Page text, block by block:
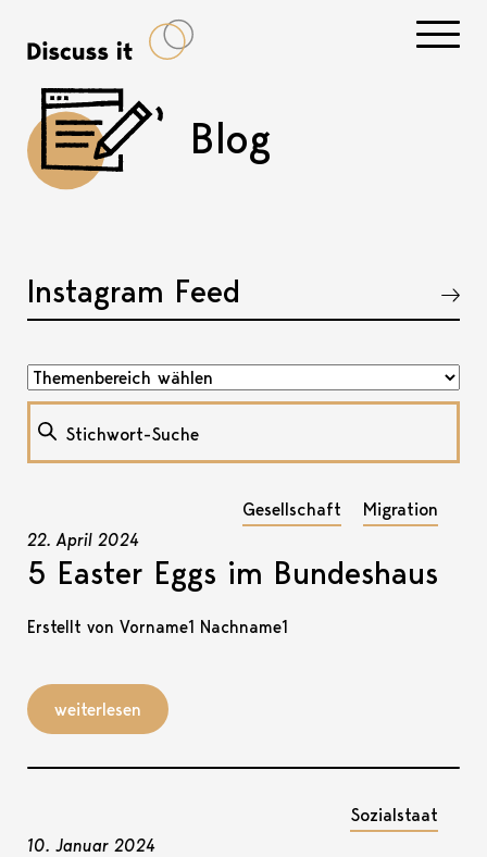
Blog
Instagram Feed
Akkordeon öffnen, bzw. schliessen
Gesellschaft Migration
22. April 2024
5 Easter Eggs im Bundeshaus
Erstellt von Vorname1 Nachname1
weiterlesen
Sozialstaat
10. Januar 2024